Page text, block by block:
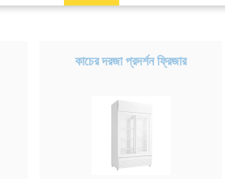
কাচের দরজা প্রদর্শন ফ্রিজার